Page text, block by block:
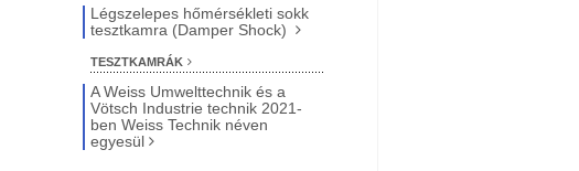
Légszelepes hőmérsékleti sokk
tesztkamra (Damper Shock)
TESZTKAMRÁK
A Weiss Umwelttechnik és a
Vötsch Industrie technik 2021-
ben Weiss Technik néven
egyesül